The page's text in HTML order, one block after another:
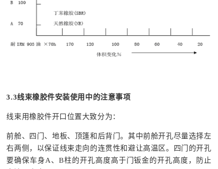
3.3线束橡胶件安装使用中的注意事项
线束用橡胶件开口位置大致分为：
前舱、四门、地板、顶篷和后背门。其中前舱开孔尽量选择左
右两侧，以保证线束走向的连贯性和避让高温区。四门的开孔
要确保车身A、B柱的开孔高度高于门钣金的开孔高度，防止